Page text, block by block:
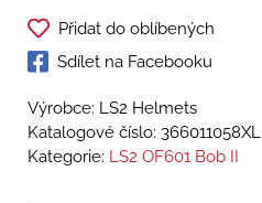
Přidat do oblíbených
Sdílet na Facebooku
Výrobce: LS2 Helmets
Katalogové číslo: 366011058XL
Kategorie: LS2 OF601 Bob II